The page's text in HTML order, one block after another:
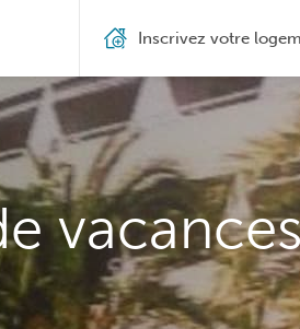
Inscrivez votre